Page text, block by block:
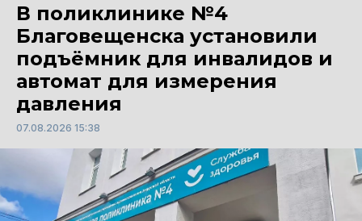
В поликлинике №4
Благовещенска установили
подъёмник для инвалидов и
автомат для измерения
давления
07.08.2026 15:38